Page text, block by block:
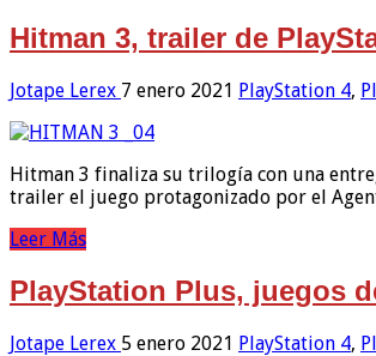
Hitman 3, trailer de
Jotape Lerex 7 enero 2021 PlayStation 4,
Hitman 3 finaliza su trilogía con una
trailer el juego protagonizado por el
Leer Más
PlayStation Plus, juegos
Jotape Lerex 5 enero 2021 PlayStation 4,